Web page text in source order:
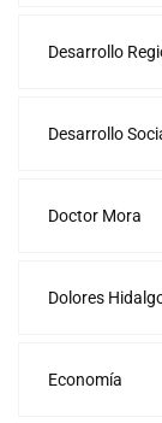
Desarrollo
Desarrollo
Doctor Mora
Dolores
Economía